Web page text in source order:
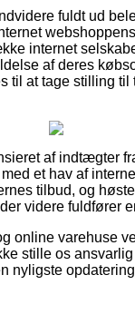
fuldt ud
internet
af deres
til at tage stilling til
af indtægter
et hav af
tilbud, og
videre fuldfører
online varehuse
stille os
nyligste